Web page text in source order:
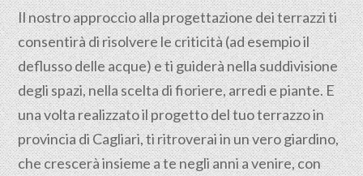
Il nostro approccio alla progettazione dei terrazzi ti
consentirà di risolvere le criticità (ad esempio il
deflusso delle acque) e ti guiderà nella suddivisione
degli spazi, nella scelta di fioriere, arredi e piante. E
una volta realizzato il progetto del tuo terrazzo in
provincia di Cagliari, ti ritroverai in un vero giardino,
che crescerà insieme a te negli anni a venire, con